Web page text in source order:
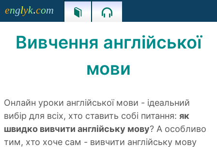
englyk.com  
Вивчення англійської
мови
Онлайн уроки англійської мови - ідеальний
вибір для всіх, хто ставить собі питання: як
швидко вивчити англійську мову? А особливо
тим, хто хоче сам - вивчити англійську мову